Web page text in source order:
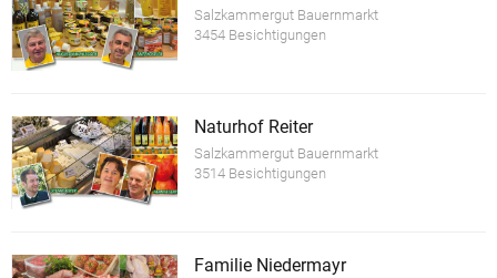
Salzkammergut Bauernmarkt
3454 Besichtigungen
Naturhof Reiter
Salzkammergut Bauernmarkt
3514 Besichtigungen
Familie Niedermayr